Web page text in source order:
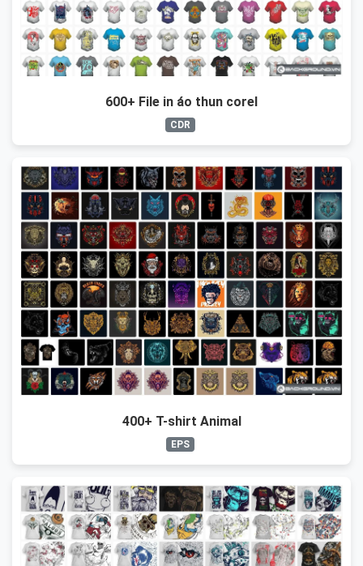
600+ File in áo thun corel
CDR
400+ T-shirt Animal
EPS